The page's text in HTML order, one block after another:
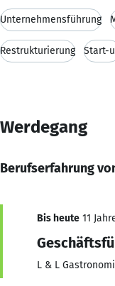
Unternehmensführung
Restrukturierung Start-
Werdegang
Berufserfahrung
Bis heute 11
L & L